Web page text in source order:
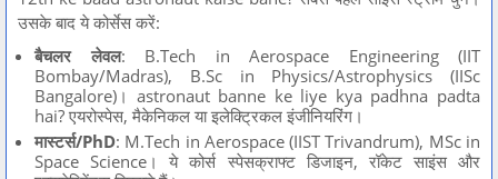
उसके बाद ये कोर्सेस करें:
बैचलर लेवल: B.Tech in Aerospace Engineering (IIT
Bombay/Madras), B.Sc in Physics/Astrophysics (IISc
Bangalore)। astronaut banne ke liye kya padhna padta
hai? एयरोस्पेस, मैकेनिकल या इलेक्ट्रिकल इंजीनियरिंग।
मास्टर्स/PhD: M.Tech in Aerospace (IIST Trivandrum), MSc in
Space Science। ये कोर्स स्पेसक्राफ्ट डिजाइन, रॉकेट साइंस और